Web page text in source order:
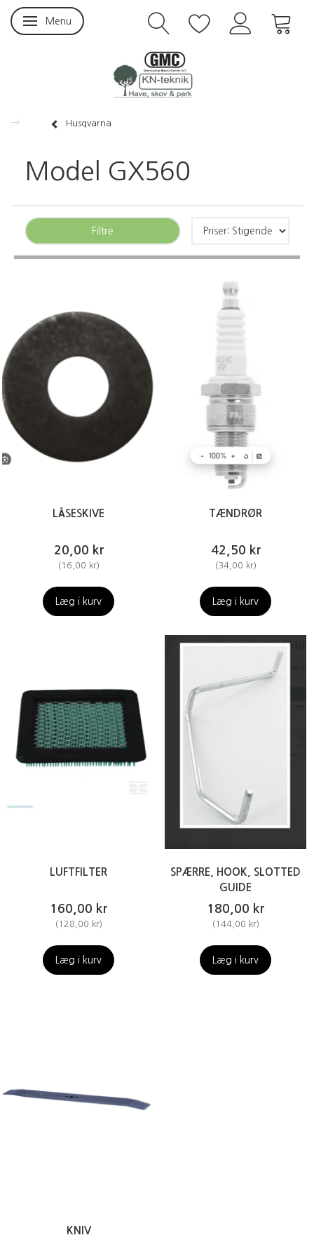
Skifte navigation
Menu
Husqvarna
Model GX560
Filtre
LÅSESKIVE
20,00 kr
(16,00 kr)
Læg i kurv
TÆNDRØR
42,50 kr
(34,00 kr)
Læg i kurv
LUFTFILTER
160,00 kr
(128,00 kr)
Læg i kurv
SPÆRRE, HOOK, SLOTTED
GUIDE
180,00 kr
(144,00 kr)
Læg i kurv
KNIV